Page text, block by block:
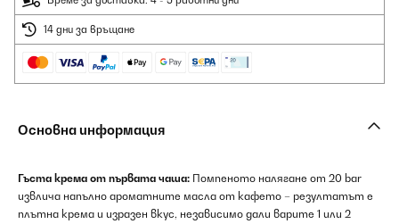
14 дни за връщане
Основна информация
Гъста крема от първата чаша: Помпеното налягане от 20 bar
извлича напълно ароматните масла от кафето – резултатът е
плътна крема и изразен вкус, независимо дали варите 1 или 2